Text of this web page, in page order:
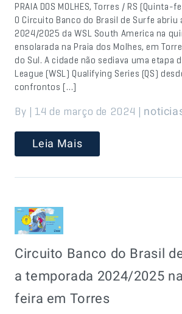
PRAIA DOS MOLHES, Torres / RS
O Circuito Banco do Brasil de Surfe abriu
2024/2025 da WSL South America na
ensolarada na Praia dos Molhes, em
do Sul. A cidade não sediava uma etapa
League (WSL) Qualifying Series (QS)
confrontos […]
By | 14 de março de 2024 |
Leia Mais
Circuito Banco do Brasil
a temporada 2024/2025
feira em Torres